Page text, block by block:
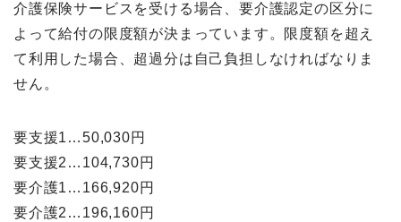
介護保険サービスを受ける場合、要介護認定の区分に
よって給付の限度額が決まっています。限度額を超え
て利用した場合、超過分は自己負担しなければなりま
せん。
要支援1…50,030円
要支援2…104,730円
要介護1…166,920円
要介護2…196,160円